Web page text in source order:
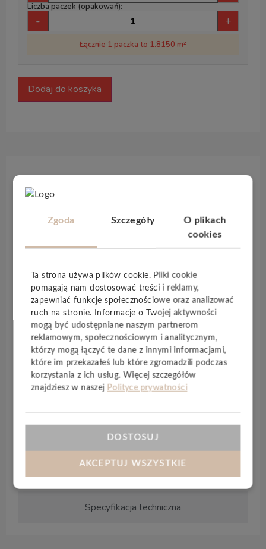
Liczba paczek (opakowań):
- +
Łącznie 1 paczka to 1.8150 m²
Dodaj do koszyka
Specyfikacja techniczna
Kolekcja paneli
FirmFit Silent Herringbone
została opracowana jako najcichsza wersja
podłogi na rdzeniuSPC.Jest to w tej chwili
rynku. Powód?FirmFit Silentto opatentowana
konstrukcja składająca się z wielu odrębnych
warstw z różnych materiałów, z których każda
blokuje określone częstotliwości dźwięku, co
ogólnie znacznie poprawia wydajność
akustyczną. Kolekcja paneliFirmFit Silent
Herringbonejest dostępna w specjalnie
dobranych pod konkretny rynek stylach i
bardzo małej powtarzalności (co 30 panel!)
zapewniają jeszcze większy realizm. Poza
Naturtrend zastosowano w niej
strukturę synchroniczną(EIR
Zgoda Szczegóły
O plikach
cookies
Ta strona używa plików cookie. Pliki cookie
pomagają nam dostosować treści i reklamy,
zapewniać funkcje społecznościowe oraz analizować
ruch na stronie. Informacje o Twojej aktywności
mogą być udostępniane naszym partnerom
reklamowym, społecznościowym i analitycznym,
którzy mogą łączyć te dane z innymi informacjami,
które im przekazałeś lub które zgromadzili podczas
korzystania z ich usług. Więcej szczegółów
znajdziesz w naszej Polityce prywatności
DOSTOSUJ
AKCEPTUJ WSZYSTKIE